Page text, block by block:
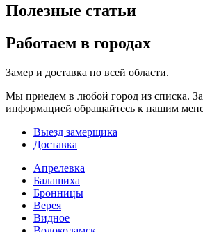
Полезные статьи
Работаем в городах
Замер и доставка по всей области.
Мы приедем в любой город из списка.
информацией обращайтесь к нашим
Выезд замерщика
Доставка
Апрелевка
Балашиха
Бронницы
Верея
Видное